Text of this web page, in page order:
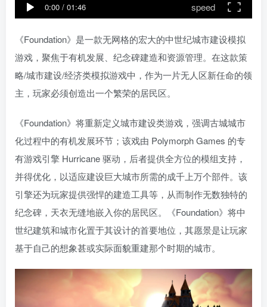
0:00 / 01:46 speed
《Foundation》是一款无网格的宏大的中世纪城市建设模拟
游戏，聚焦于有机发展、纪念碑建造和资源管理。在这款策
略/城市建设/经济类模拟游戏中，作为一片无人区新任命的领
主，玩家必须创造出一个繁荣的居民区。
《Foundation》将重新定义城市建设类游戏，强调古城城市
化过程中的有机发展环节；该戏由 Polymorph Games 的专
有游戏引擎 Hurricane 驱动，后者提供全方位的模组支持，
并得优化，以适应建设巨大城市所需的成千上万个部件。该
引擎还为玩家提供强悍的建造工具等，从而制作无数独特的
纪念碑，天衣无缝地嵌入你的居民区。《Foundation》将中
世纪建筑和城市化置于其设计的首要地位，其愿景是让玩家
基于自己的想象甚或实际面貌重建那个时期的城市。